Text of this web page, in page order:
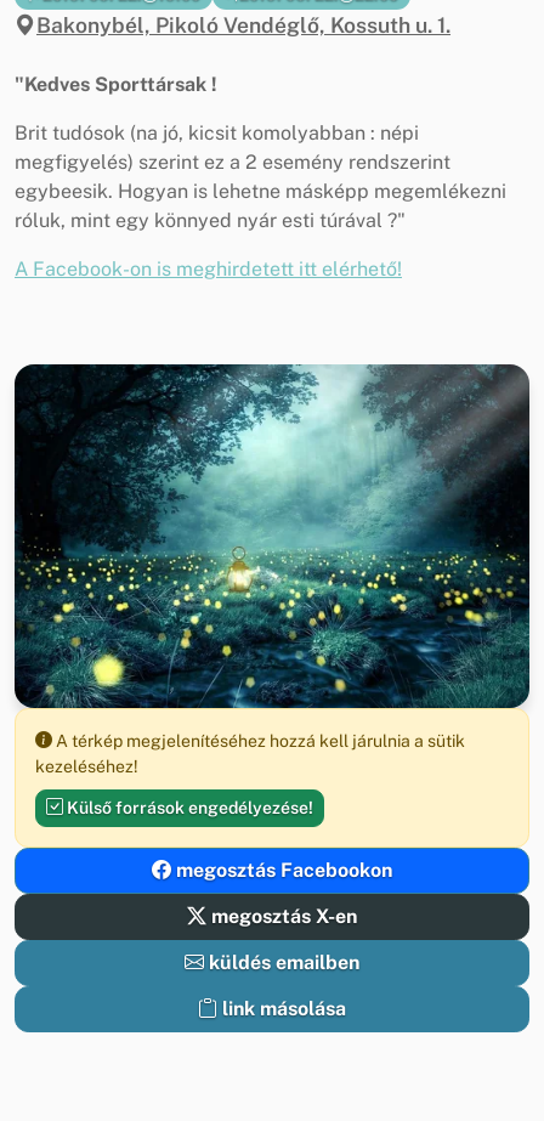
Bakonybél, Pikoló Vendéglő, Kossuth u. 1.
"Kedves Sporttársak !
Brit tudósok (na jó, kicsit komolyabban : népi
megfigyelés) szerint ez a 2 esemény rendszerint
egybeesik. Hogyan is lehetne másképp megemlékezni
róluk, mint egy könnyed nyár esti túrával ?"
A Facebook-on is meghirdetett itt elérhető!
A térkép megjelenítéséhez hozzá kell járulnia a sütik
kezeléséhez!
Külső források engedélyezése!
megosztás Facebookon
megosztás X-en
küldés emailben
link másolása